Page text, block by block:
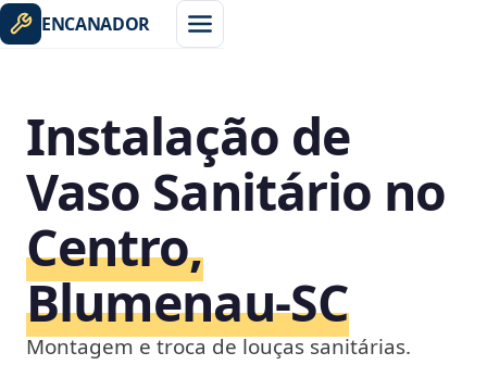
ENCANADOR
Instalação de
Vaso Sanitário no
Centro,
Blumenau‑SC
Montagem e troca de louças sanitárias.